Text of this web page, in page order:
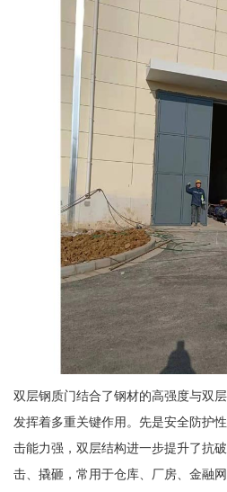
双层钢质门结合了钢材的高强度与双
发挥着多重关键作用。先是安全防护
击能力强，双层结构进一步提升了抗
击、撬砸，常用于仓库、厂房、金融